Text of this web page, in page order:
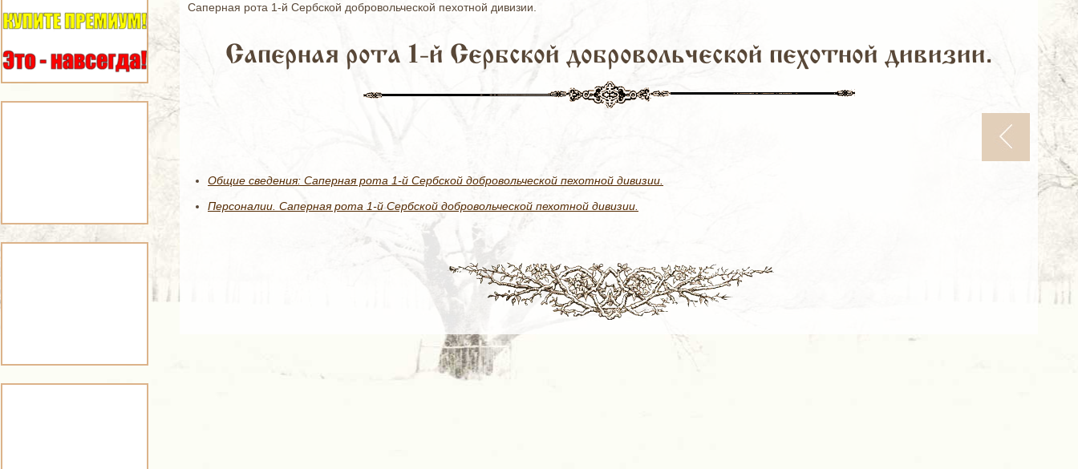
Саперная рота 1-й Сербской добровольческой пехотной дивизии.
Саперная рота 1-й Сербской добровольческой пехотной дивизии.
Общие сведения: Саперная рота 1-й Сербской добровольческой пехотной дивизии.
Персоналии. Саперная рота 1-й Сербской добровольческой пехотной дивизии.